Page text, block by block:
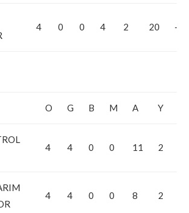
4 0 0 4 2 20 -18
O G B M A Y
4 4 0 0 11 2
4 4 0 0 8 2